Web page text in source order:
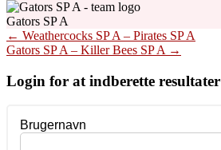
Gators SP A
Post
navigation
← Weathercocks SP A – Pirates SP A
Gators SP A – Killer Bees SP A →
Login for at indberette resultater
Brugernavn